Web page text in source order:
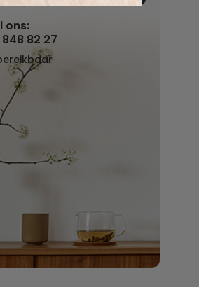
ons:
82 27